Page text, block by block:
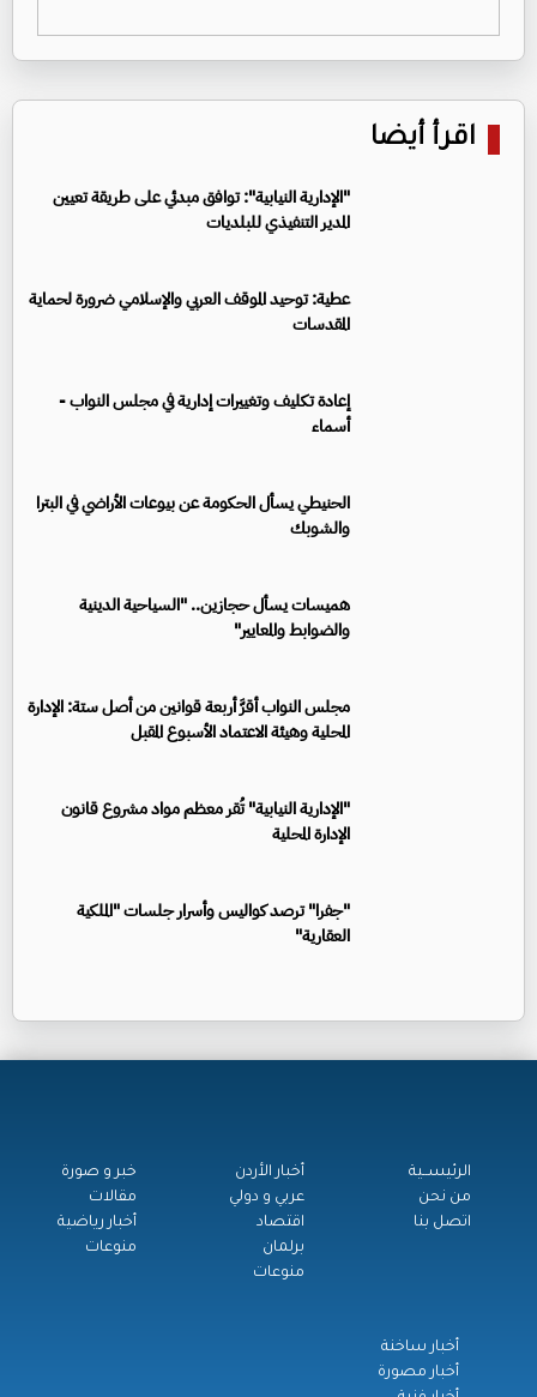
اقرأ أيضا
"الإدارية النيابية": توافق مبدئي على طريقة تعيين
المدير التنفيذي للبلديات
عطية: توحيد الموقف العربي والإسلامي ضرورة لحماية
المقدسات
إعادة تكليف وتغييرات إدارية في مجلس النواب -
أسماء
الحنيطي يسأل الحكومة عن بيوعات الأراضي في البترا
والشوبك
هميسات يسأل حجازين.. "السياحية الدينية
والضوابط والمعايير"
مجلس النواب أقرَّ أربعة قوانين من أصل ستة: الإدارة
المحلية وهيئة الاعتماد الأسبوع المقبل
"الإدارية النيابية" تُقر معظم مواد مشروع قانون
الإدارة المحلية
"جفرا" ترصد كواليس وأسرار جلسات "الملكية
العقارية"
الرئيســية
من نحن
اتصل بنا
أخبار الأردن
عربي و دولي
اقتصاد
برلمان
منوعات
خبر و صورة
مقالات
أخبار رياضية
منوعات
أخبار ساخنة
أخبار مصورة